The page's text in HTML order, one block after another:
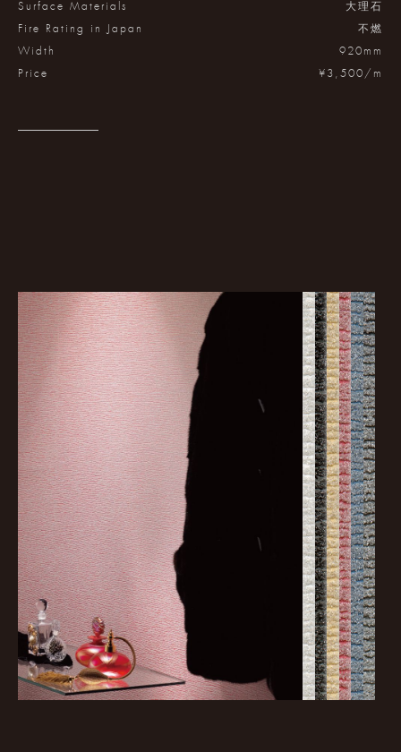
Surface Materials 大理石
Fire Rating in Japan 不燃
Width 920mm
Price ¥3,500/m